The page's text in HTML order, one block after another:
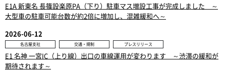
E1A 新東名 長篠設楽原PA（下り）駐車マス増設工事が完成しました ～
大型車の駐車可能台数が約2倍に増加し、混雑緩和へ～
2026-06-12
名古屋支社 交通・規制 プレスリリース
E1 名神 一宮IC（上り線）出口の車線運用が変わります ～渋滞の緩和が
期待されます～